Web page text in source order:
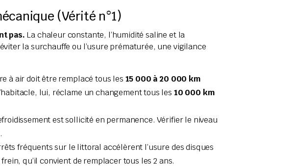
(Vérité n°1)
pas. La chaleur constante, l’humidité saline et la
la surchauffe ou l’usure prématurée, une vigilance
à air doit être remplacé tous les 15 000 à 20 000 km
lui, réclame un changement tous les 10 000 km
est sollicité en permanence. Vérifier le niveau
fréquents sur le littoral accélèrent l’usure des disques
qu’il convient de remplacer tous les 2 ans.